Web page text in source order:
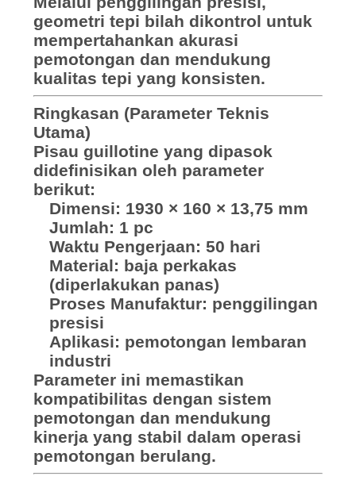
geometri tepi bilah dikontrol untuk
mempertahankan akurasi
pemotongan dan mendukung
kualitas tepi yang konsisten.
Ringkasan (Parameter Teknis
Utama)
Pisau guillotine yang dipasok
didefinisikan oleh parameter
berikut:
Dimensi: 1930 × 160 × 13,75 mm
Jumlah: 1 pc
Waktu Pengerjaan: 50 hari
Material: baja perkakas
(diperlakukan panas)
Proses Manufaktur: penggilingan
presisi
Aplikasi: pemotongan lembaran
industri
Parameter ini memastikan
kompatibilitas dengan sistem
pemotongan dan mendukung
kinerja yang stabil dalam operasi
pemotongan berulang.